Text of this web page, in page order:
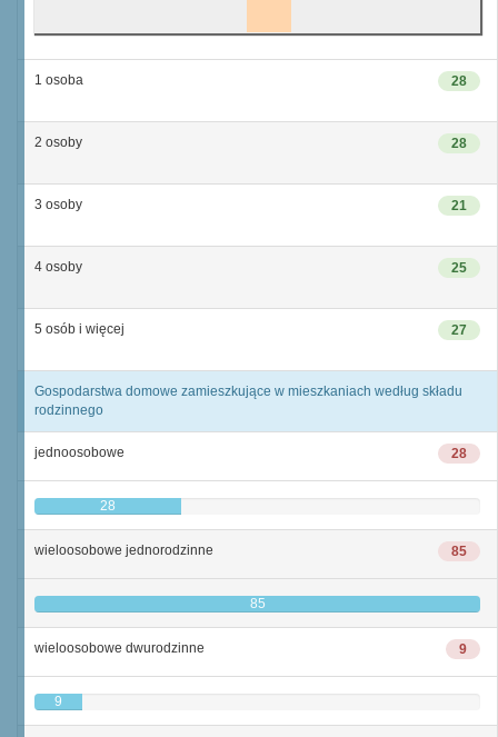
28
1 osoba
28
2 osoby
21
3 osoby
25
4 osoby
27
5 osób i więcej
Gospodarstwa domowe zamieszkujące w mieszkaniach według składu
rodzinnego
28
jednoosobowe
28
85
wieloosobowe jednorodzinne
85
9
wieloosobowe dwurodzinne
9